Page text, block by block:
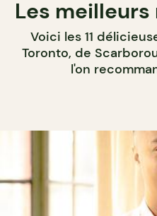
Les
Voici les 11
Toronto, de
l'on